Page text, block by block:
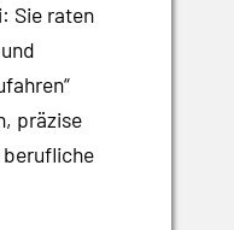
Sie raten
präzise
berufliche